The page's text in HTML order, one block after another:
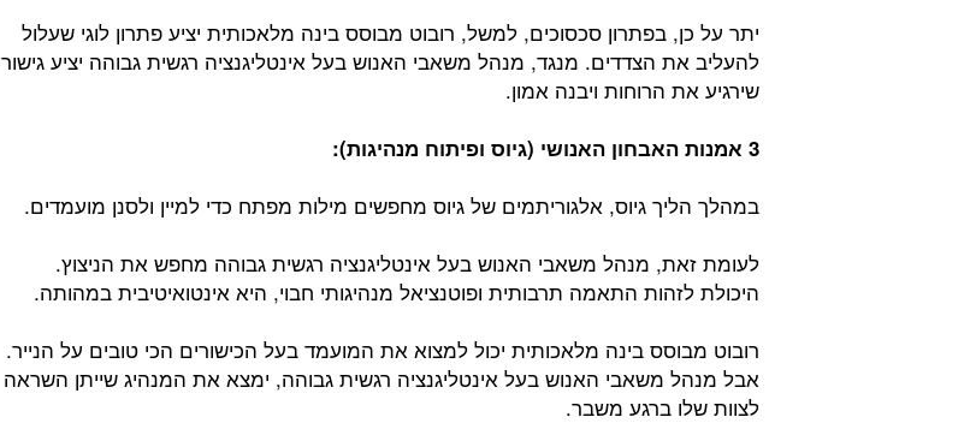
יתר על כן, בפתרון סכסוכים, למשל, רובוט מבוסס בינה מלאכותית יציע פתרון לוגי שעלול
להעליב את הצדדים. מנגד, מנהל משאבי האנוש בעל אינטליגנציה רגשית גבוהה יציע גישור
שירגיע את הרוחות ויבנה אמון.
3 אמנות האבחון האנושי (גיוס ופיתוח מנהיגות):
במהלך הליך גיוס, אלגוריתמים של גיוס מחפשים מילות מפתח כדי למיין ולסנן מועמדים.
לעומת זאת, מנהל משאבי האנוש בעל אינטליגנציה רגשית גבוהה מחפש את הניצוץ.
היכולת לזהות התאמה תרבותית ופוטנציאל מנהיגותי חבוי, היא אינטואיטיבית במהותה.
רובוט מבוסס בינה מלאכותית יכול למצוא את המועמד בעל הכישורים הכי טובים על הנייר.
אבל מנהל משאבי האנוש בעל אינטליגנציה רגשית גבוהה, ימצא את המנהיג שייתן השראה
לצוות שלו ברגע משבר.